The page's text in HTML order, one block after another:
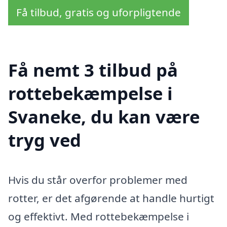
Få tilbud, gratis og uforpligtende
Få nemt 3 tilbud på
rottebekæmpelse i
Svaneke, du kan være
tryg ved
Hvis du står overfor problemer med
rotter, er det afgørende at handle hurtigt
og effektivt. Med rottebekæmpelse i